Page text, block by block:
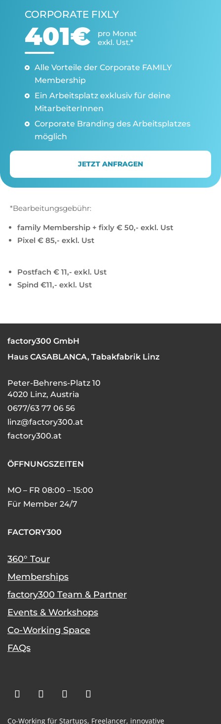
CORPORATE FIXLY
401€
pro Monat
exkl. Ust.*
Alle Vorteile der Corporate FAMILY
Membership
Ein Arbeitsplatz exklusiv für deine
MitarbeiterInnen
Corporate Branding des Arbeitsplatzes
möglich
JETZT ANFRAGEN
*Bearbeitungsgebühr:
family Membership + fixly € 50,- exkl. Ust
Pixel € 85,- exkl. Ust
Postfach € 11,- exkl. Ust
Spind €11,- exkl. Ust
factory300 GmbH
Haus CASABLANCA, Tabakfabrik Linz
Peter-Behrens-Platz 10
4020 Linz, Austria
0677/63 77 06 56
linz@factory300.at
factory300.at
ÖFFNUNGSZEITEN
MO – FR 08:00 – 15:00
Für Member 24/7
FACTORY300
360° Tour
Memberships
factory300 Team & Partner
Events & Workshops
Co-Working Space
FAQs
Co-Working für Startups, Freelancer, innovative